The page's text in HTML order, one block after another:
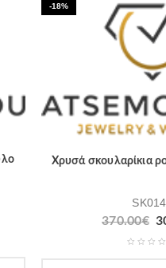
-18%
Χρυσά σκουλαρίκια
370.00€